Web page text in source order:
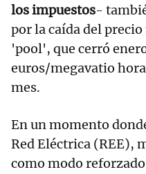
los impuestos-
por la caída del
'pool', que cerró
euros/megavatio
mes.
En un momento
Red Eléctrica (REE),
como modo